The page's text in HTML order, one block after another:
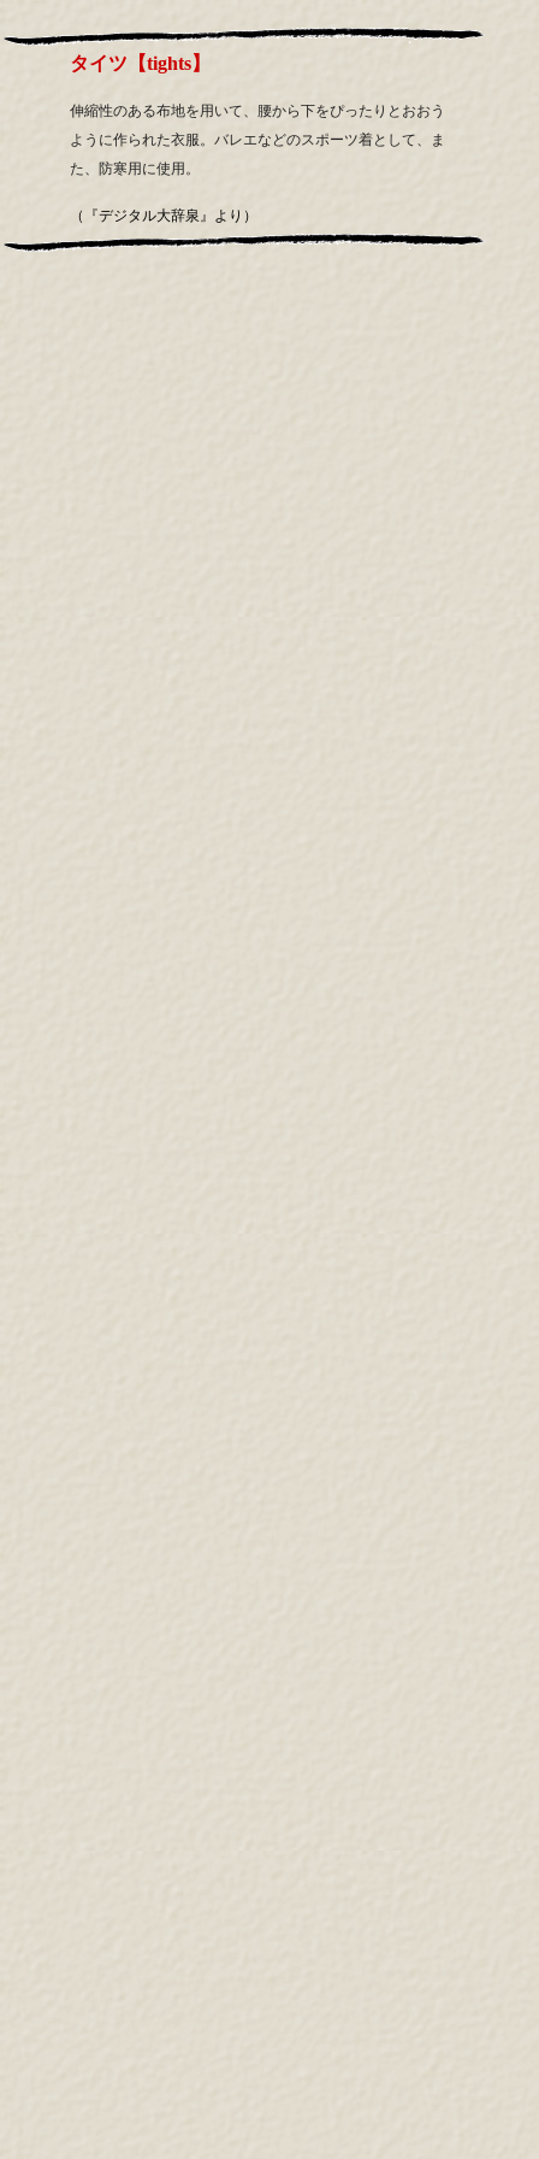
タイツ【tights】
伸縮性のある布地を用いて、腰から下をぴったりとおおう
ように作られた衣服。バレエなどのスポーツ着として、ま
た、防寒用に使用。
（『デジタル大辞泉』より）